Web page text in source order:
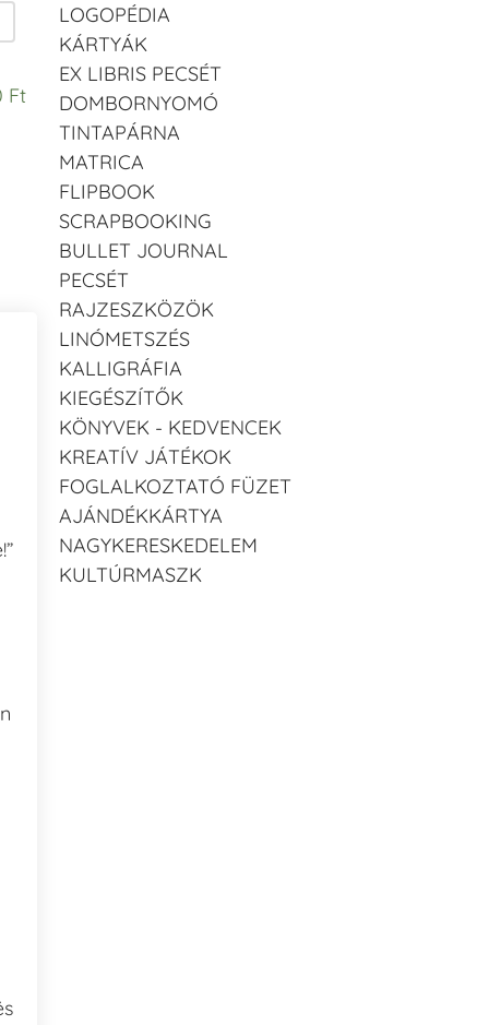
Ft
LOGOPÉDIA
KÁRTYÁK
EX LIBRIS PECSÉT
DOMBORNYOMÓ
TINTAPÁRNA
MATRICA
FLIPBOOK
SCRAPBOOKING
BULLET JOURNAL
PECSÉT
RAJZESZKÖZÖK
LINÓMETSZÉS
KALLIGRÁFIA
KIEGÉSZÍTŐK
KÖNYVEK - KEDVENCEK
KREATÍV JÁTÉKOK
FOGLALKOZTATÓ FÜZET
AJÁNDÉKKÁRTYA
NAGYKERESKEDELEM
KULTÚRMASZK